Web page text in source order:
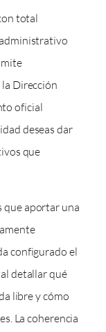
total
Dirección
oficial
deseas dar
que
que aportar una
configurado el
detallar qué
libre y cómo
La coherencia